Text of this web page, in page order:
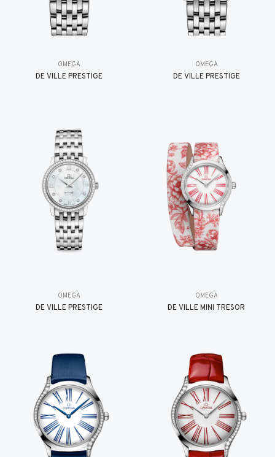
OMEGA
DE VILLE PRESTIGE
OMEGA
DE VILLE PRESTIGE
OMEGA
DE VILLE PRESTIGE
OMEGA
DE VILLE MINI TRÉSOR